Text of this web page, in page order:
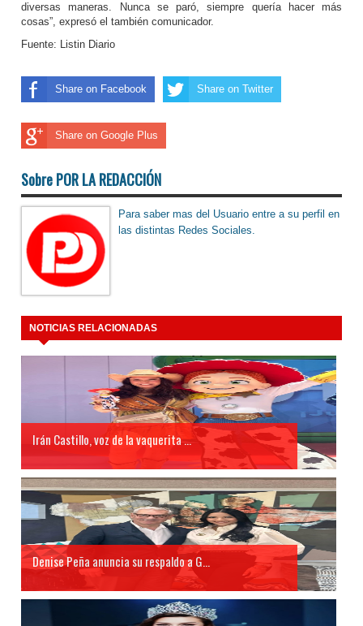
diversas maneras. Nunca se paró, siempre quería hacer más
cosas”, expresó el también comunicador.
Fuente: Listin Diario
Share on Facebook Share on Twitter
Share on Google Plus
Sobre POR LA REDACCIÓN
Para saber mas del Usuario entre a su perfil en
las distintas Redes Sociales.
NOTICIAS RELACIONADAS
Irán Castillo, voz de la vaquerita ...
Denise Peña anuncia su respaldo a G...